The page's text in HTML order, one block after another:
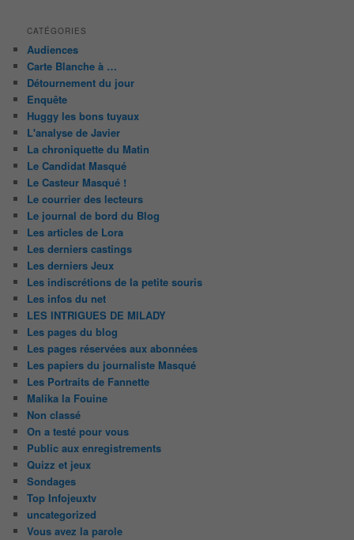
CATÉGORIES
Audiences
Carte Blanche à …
Détournement du jour
Enquête
Huggy les bons tuyaux
L'analyse de Javier
La chroniquette du Matin
Le Candidat Masqué
Le Casteur Masqué !
Le courrier des lecteurs
Le journal de bord du Blog
Les articles de Lora
Les derniers castings
Les derniers Jeux
Les indiscrétions de la petite souris
Les infos du net
LES INTRIGUES DE MILADY
Les pages du blog
Les pages réservées aux abonnées
Les papiers du journaliste Masqué
Les Portraits de Fannette
Malika la Fouine
Non classé
On a testé pour vous
Public aux enregistrements
Quizz et jeux
Sondages
Top Infojeuxtv
uncategorized
Vous avez la parole